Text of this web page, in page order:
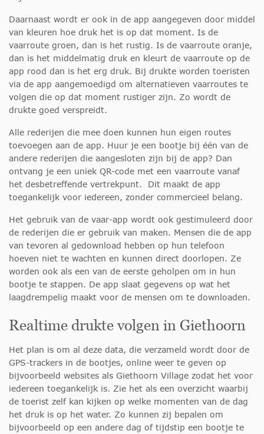
Daarnaast wordt er ook in de app aangegeven door middel
van kleuren hoe druk het is op dat moment. Is de
vaarroute groen, dan is het rustig. Is de vaarroute oranje,
dan is het middelmatig druk en kleurt de vaarroute op de
app rood dan is het erg druk. Bij drukte worden toeristen
via de app aangemoedigd om alternatieven vaarroutes te
volgen die op dat moment rustiger zijn. Zo wordt de
drukte goed verspreidt.
Alle rederijen die mee doen kunnen hun eigen routes
toevoegen aan de app. Huur je een bootje bij één van de
andere rederijen die aangesloten zijn bij de app? Dan
ontvang je een uniek QR-code met een vaarroute vanaf
het desbetreffende vertrekpunt. Dit maakt de app
toegankelijk voor iedereen, zonder commercieel belang.
Het gebruik van de vaar-app wordt ook gestimuleerd door
de rederijen die er gebruik van maken. Mensen die de app
van tevoren al gedownload hebben op hun telefoon
hoeven niet te wachten en kunnen direct doorlopen. Ze
worden ook als een van de eerste geholpen om in hun
bootje te stappen. De app slaat gegevens op wat het
laagdrempelig maakt voor de mensen om te downloaden.
Realtime drukte volgen in Giethoorn
Het plan is om al deze data, die verzameld wordt door de
GPS-trackers in de bootjes, online weer te geven op
bijvoorbeeld websites als Giethoorn Village zodat het voor
iedereen toegankelijk is. Zie het als een overzicht waarbij
de toerist zelf kan kijken op welke momenten van de dag
het druk is op het water. Zo kunnen zij bepalen om
bijvoorbeeld op een andere dag of tijdstip een bootje te